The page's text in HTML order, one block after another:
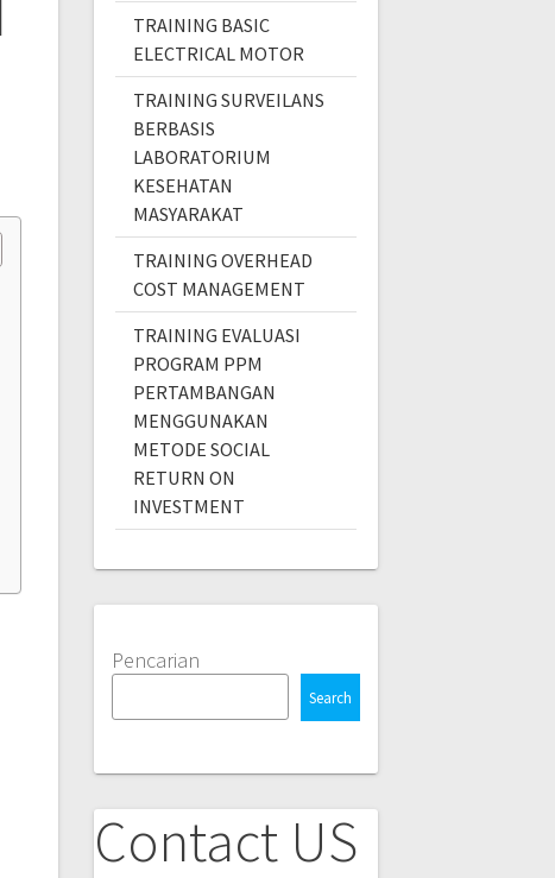
TRAINING BASIC
ELECTRICAL MOTOR
TRAINING SURVEILANS
BERBASIS
LABORATORIUM
KESEHATAN
MASYARAKAT
TRAINING OVERHEAD
COST MANAGEMENT
TRAINING EVALUASI
PROGRAM PPM
PERTAMBANGAN
MENGGUNAKAN
METODE SOCIAL
RETURN ON
INVESTMENT
Pencarian
Search
Contact US